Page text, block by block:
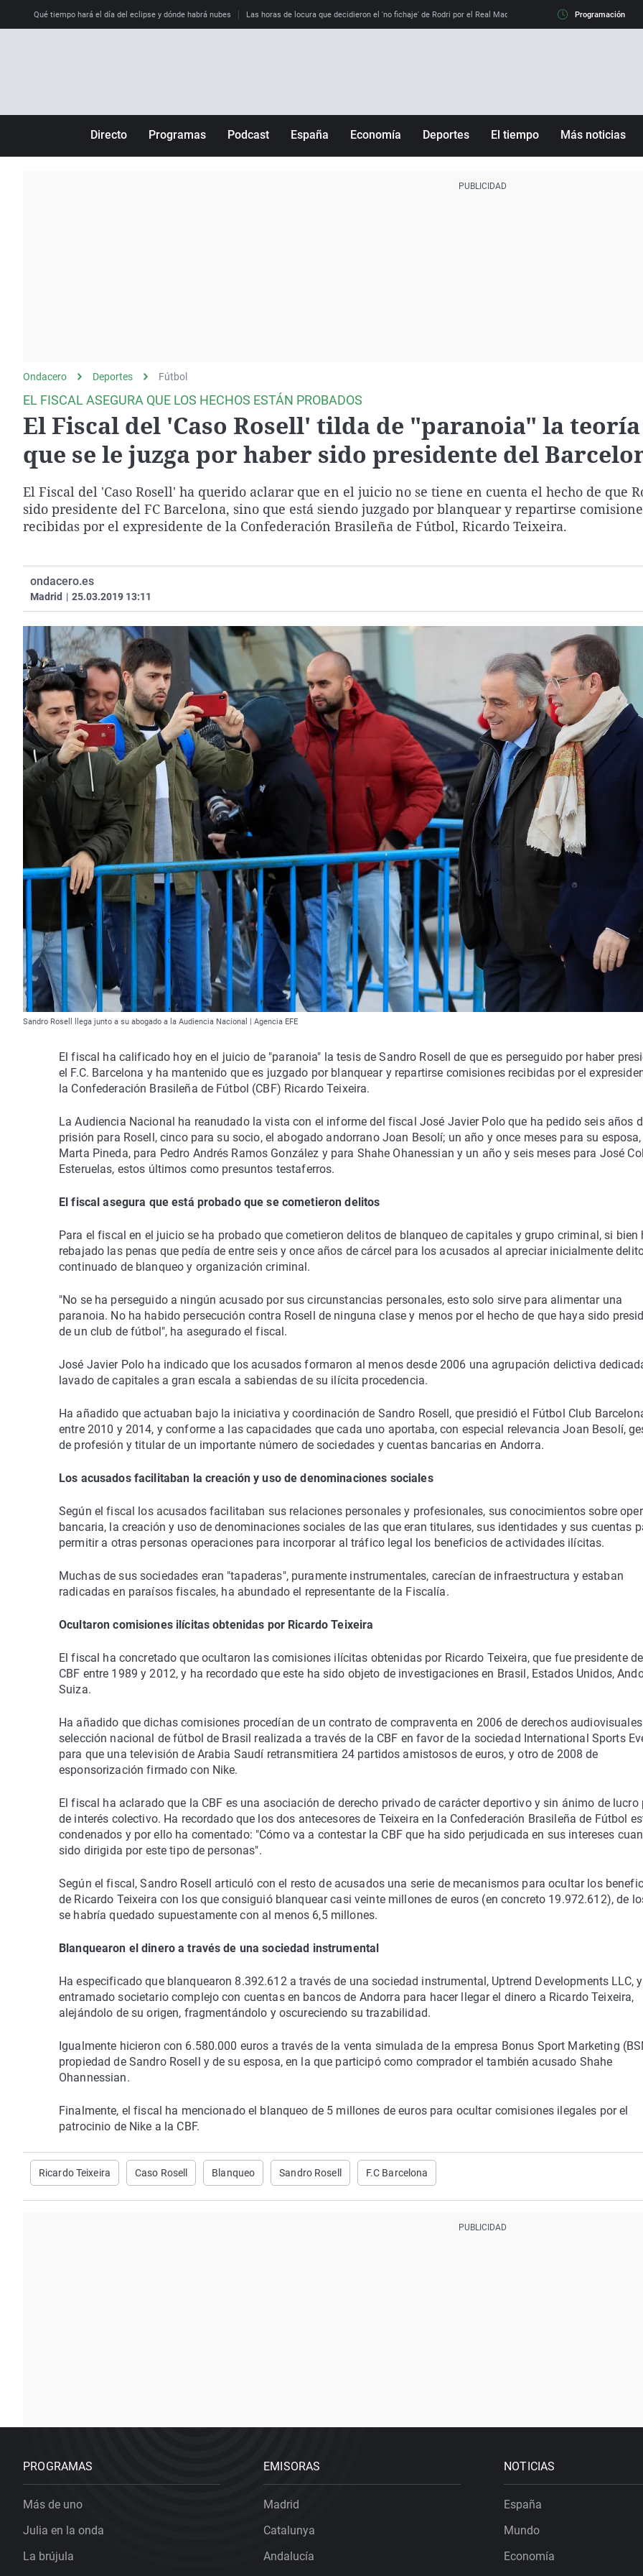
Qué tiempo hará el día del eclipse y dónde habrá nubes Las horas de locura que decidieron el 'no fichaje' de Rodri por el Real Madrid y su 'sí' al Barça La llamada
Programación
Directo Programas
Como el perro y el
Podcast
Operación Viuda
España
Navarra
País Vasco
Economía Deportes El tiempo Más noticias
Ondacero Deportes Fútbol
EL FISCAL ASEGURA QUE LOS HECHOS ESTÁN PROBADOS
El Fiscal del 'Caso Rosell' tilda de "paranoia" la
que se le juzga por haber sido presidente del
El Fiscal del 'Caso Rosell' ha querido aclarar que en el juicio no se tiene en cuenta el hecho de que
sido presidente del FC Barcelona, sino que está siendo juzgado por blanquear y repartirse
recibidas por el expresidente de la Confederación Brasileña de Fútbol, Ricardo Teixeira.
ondacero.es
Madrid | 25.03.2019 13:11
Sandro Rosell llega junto a su abogado a la Audiencia Nacional | Agencia EFE
El fiscal ha calificado hoy en el juicio de "paranoia" la tesis de Sandro Rosell de que es perseguido por haber
el F.C. Barcelona y ha mantenido que es juzgado por blanquear y repartirse comisiones recibidas por el
la Confederación Brasileña de Fútbol (CBF) Ricardo Teixeira.
La Audiencia Nacional ha reanudado la vista con el informe del fiscal José Javier Polo que ha pedido seis años
prisión para Rosell, cinco para su socio, el abogado andorrano Joan Besolí; un año y once meses para su esposa,
Marta Pineda, para Pedro Andrés Ramos González y para Shahe Ohanessian y un año y seis meses para José
Esteruelas, estos últimos como presuntos testaferros.
El fiscal asegura que está probado que se cometieron delitos
Para el fiscal en el juicio se ha probado que cometieron delitos de blanqueo de capitales y grupo criminal, si bien
rebajado las penas que pedía de entre seis y once años de cárcel para los acusados al apreciar inicialmente
continuado de blanqueo y organización criminal.
"No se ha perseguido a ningún acusado por sus circunstancias personales, esto solo sirve para alimentar una
paranoia. No ha habido persecución contra Rosell de ninguna clase y menos por el hecho de que haya sido
de un club de fútbol", ha asegurado el fiscal.
José Javier Polo ha indicado que los acusados formaron al menos desde 2006 una agrupación delictiva
lavado de capitales a gran escala a sabiendas de su ilícita procedencia.
Ha añadido que actuaban bajo la iniciativa y coordinación de Sandro Rosell, que presidió el Fútbol Club
entre 2010 y 2014, y conforme a las capacidades que cada uno aportaba, con especial relevancia Joan Besolí,
de profesión y titular de un importante número de sociedades y cuentas bancarias en Andorra.
Los acusados facilitaban la creación y uso de denominaciones sociales
Según el fiscal los acusados facilitaban sus relaciones personales y profesionales, sus conocimientos sobre
bancaria, la creación y uso de denominaciones sociales de las que eran titulares, sus identidades y sus cuentas
permitir a otras personas operaciones para incorporar al tráfico legal los beneficios de actividades ilícitas.
Muchas de sus sociedades eran "tapaderas", puramente instrumentales, carecían de infraestructura y estaban
radicadas en paraísos fiscales, ha abundado el representante de la Fiscalía.
Ocultaron comisiones ilícitas obtenidas por Ricardo Teixeira
El fiscal ha concretado que ocultaron las comisiones ilícitas obtenidas por Ricardo Teixeira, que fue presidente
CBF entre 1989 y 2012, y ha recordado que este ha sido objeto de investigaciones en Brasil, Estados Unidos,
Suiza.
Ha añadido que dichas comisiones procedían de un contrato de compraventa en 2006 de derechos
selección nacional de fútbol de Brasil realizada a través de la CBF en favor de la sociedad International Sports
para que una televisión de Arabia Saudí retransmitiera 24 partidos amistosos de euros, y otro de 2008 de
esponsorización firmado con Nike.
El fiscal ha aclarado que la CBF es una asociación de derecho privado de carácter deportivo y sin ánimo de lucro
de interés colectivo. Ha recordado que los dos antecesores de Teixeira en la Confederación Brasileña de Fútbol
condenados y por ello ha comentado: "Cómo va a contestar la CBF que ha sido perjudicada en sus intereses
sido dirigida por este tipo de personas".
Según el fiscal, Sandro Rosell articuló con el resto de acusados una serie de mecanismos para ocultar los
de Ricardo Teixeira con los que consiguió blanquear casi veinte millones de euros (en concreto 19.972.612), de
se habría quedado supuestamente con al menos 6,5 millones.
Blanquearon el dinero a través de una sociedad instrumental
Ha especificado que blanquearon 8.392.612 a través de una sociedad instrumental, Uptrend Developments LLC,
entramado societario complejo con cuentas en bancos de Andorra para hacer llegar el dinero a Ricardo Teixeira,
alejándolo de su origen, fragmentándolo y oscureciendo su trazabilidad.
Igualmente hicieron con 6.580.000 euros a través de la venta simulada de la empresa Bonus Sport Marketing
propiedad de Sandro Rosell y de su esposa, en la que participó como comprador el también acusado Shahe
Ohannessian.
Finalmente, el fiscal ha mencionado el blanqueo de 5 millones de euros para ocultar comisiones ilegales por el
patrocinio de Nike a la CBF.
Ricardo Teixeira Caso Rosell Blanqueo Sandro Rosell F.C Barcelona
PROGRAMAS
Más de uno
Julia en la onda
La brújula
EMISORAS
Madrid
Catalunya
Andalucía
NOTICIAS
España
Mundo
Economía